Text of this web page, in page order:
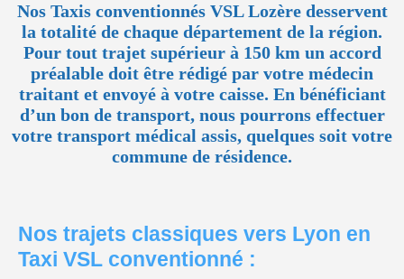
Nos Taxis conventionnés VSL Lozère desservent
la totalité de chaque département de la région.
Pour tout trajet supérieur à 150 km un accord
préalable doit être rédigé par votre médecin
traitant et envoyé à votre caisse. En bénéficiant
d’un bon de transport, nous pourrons effectuer
votre transport médical assis, quelques soit votre
commune de résidence.
Nos trajets classiques vers Lyon en
Taxi VSL conventionné :